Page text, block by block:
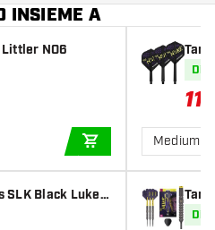
INSIEME A
NO6
AGGIUNGI AL
SLK Black Luke L
11
Medium
t